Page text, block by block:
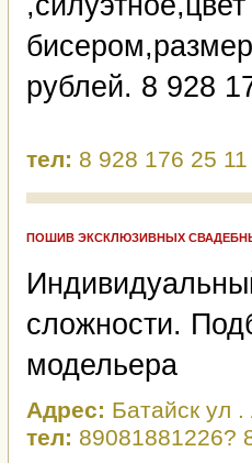
рублей. 8 928
тел: 8 928 176 25 11
ПОШИВ ЭКСКЛЮЗИВНЫХ
сложности.
модельера
Адрес: Батайск ул
тел: 89081881226?